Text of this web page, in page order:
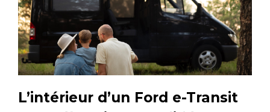
L’intérieur d’un Ford e-Transit